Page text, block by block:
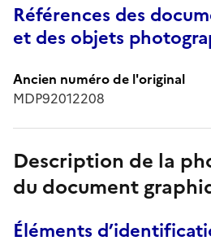
Références des
et des objets
Ancien numéro de l'original
MDP92012208
Description de la
du document
Éléments